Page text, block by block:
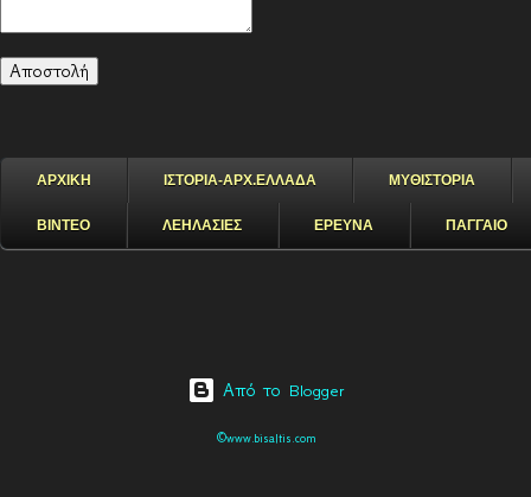
ΑΡΧΙΚΗ ΙΣΤΟΡΙΑ-ΑΡΧ.ΕΛΛΑΔΑ ΜΥΘΙΣΤΟΡΙΑ
ΒΙΝΤΕΟ ΛΕΗΛΑΣΙΕΣ ΕΡΕΥΝΑ ΠΑΓΓΑΙΟ
Από το Blogger
©www.bisaltis.com